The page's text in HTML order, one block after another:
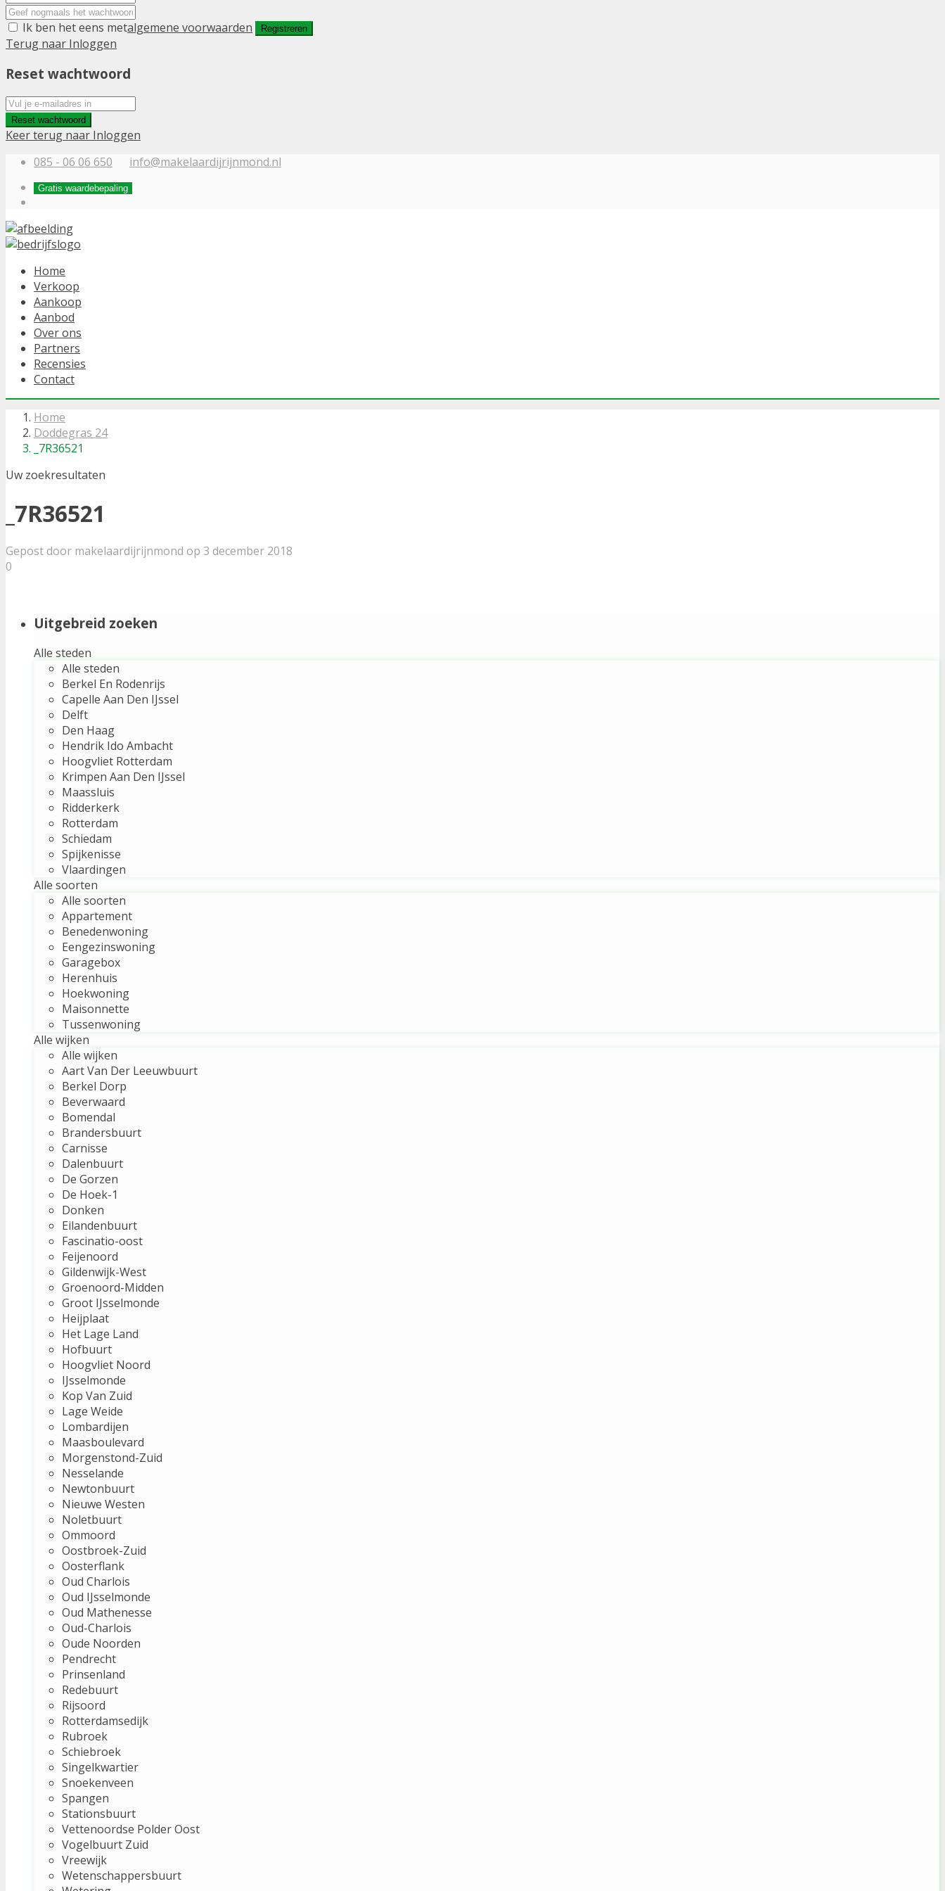
Ik ben het eens metalgemene voorwaarden Registreren
Terug naar Inloggen
Reset wachtwoord
Reset wachtwoord
Keer terug naar Inloggen
085 - 06 06 650
info@makelaardijrijnmond.nl
Gratis waardebepaling
Home
Verkoop
Aankoop
Aanbod
Over ons
Partners
Recensies
Contact
Home
Doddegras 24
_7R36521
Uw zoekresultaten
_7R36521
Gepost door makelaardijrijnmond op 3 december 2018
0
Uitgebreid zoeken
Alle steden
Alle steden
Berkel En Rodenrijs
Capelle Aan Den IJssel
Delft
Den Haag
Hendrik Ido Ambacht
Hoogvliet Rotterdam
Krimpen Aan Den IJssel
Maassluis
Ridderkerk
Rotterdam
Schiedam
Spijkenisse
Vlaardingen
Alle soorten
Alle soorten
Appartement
Benedenwoning
Eengezinswoning
Garagebox
Herenhuis
Hoekwoning
Maisonnette
Tussenwoning
Alle wijken
Alle wijken
Aart Van Der Leeuwbuurt
Berkel Dorp
Beverwaard
Bomendal
Brandersbuurt
Carnisse
Dalenbuurt
De Gorzen
De Hoek-1
Donken
Eilandenbuurt
Fascinatio-oost
Feijenoord
Gildenwijk-West
Groenoord-Midden
Groot IJsselmonde
Heijplaat
Het Lage Land
Hofbuurt
Hoogvliet Noord
IJsselmonde
Kop Van Zuid
Lage Weide
Lombardijen
Maasboulevard
Morgenstond-Zuid
Nesselande
Newtonbuurt
Nieuwe Westen
Noletbuurt
Ommoord
Oostbroek-Zuid
Oosterflank
Oud Charlois
Oud IJsselmonde
Oud Mathenesse
Oud-Charlois
Oude Noorden
Pendrecht
Prinsenland
Redebuurt
Rijsoord
Rotterdamsedijk
Rubroek
Schiebroek
Singelkwartier
Snoekenveen
Spangen
Stationsbuurt
Vettenoordse Polder Oost
Vogelbuurt Zuid
Vreewijk
Wetenschappersbuurt